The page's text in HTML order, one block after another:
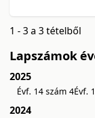
1 - 3 a 3 tételből
Lapszámok
2025
Évf. 14 szám 4Évf.
2024